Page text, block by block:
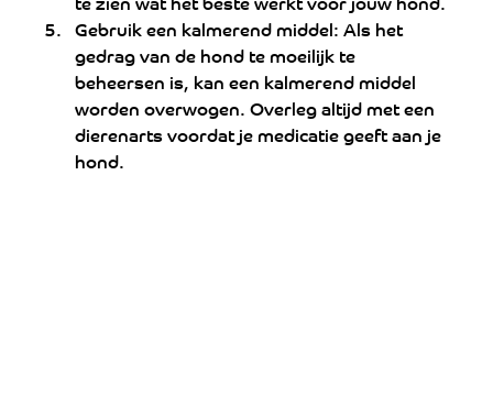
Gebruik een kalmerend middel: Als het
gedrag van de hond te moeilijk te
beheersen is, kan een kalmerend middel
worden overwogen. Overleg altijd met een
dierenarts voordat je medicatie geeft aan je
hond.